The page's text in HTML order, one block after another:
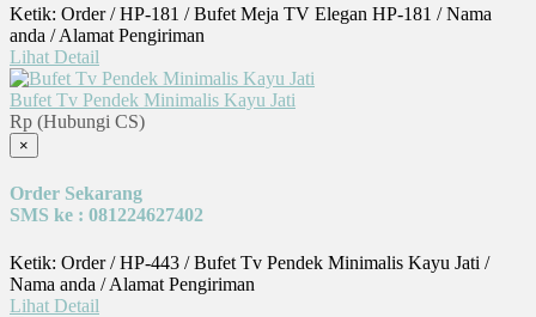
Ketik: Order / HP-181 / Bufet Meja TV Elegan HP-181 / Nama
anda / Alamat Pengiriman
Lihat Detail
Bufet Tv Pendek Minimalis Kayu Jati
Rp (Hubungi CS)
×
Order Sekarang
SMS ke : 081224627402
Ketik: Order / HP-443 / Bufet Tv Pendek Minimalis Kayu Jati /
Nama anda / Alamat Pengiriman
Lihat Detail